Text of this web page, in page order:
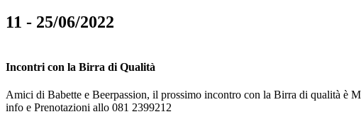
11 - 25/06/2022
Incontri con la Birra di Qualità
Amici di Babette e Beerpassion, il prossimo incontro con la Birra di qualità è
info e Prenotazioni allo 081 2399212